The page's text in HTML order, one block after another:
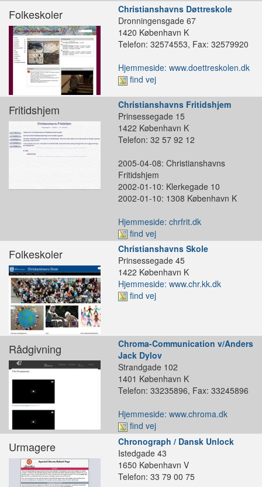
Folkeskoler
Christianshavns Døttreskole
Dronningensgade 67
1420 København K
Telefon: 32574553, Fax: 32579920
Hjemmeside: www.doettreskolen.dk
find vej
Fritidshjem
Christianshavns Fritidshjem
Prinsessegade 15
1422 København K
Telefon: 32 57 92 12
2005-04-08: Christianshavns
Fritidshjem
2002-01-10: Klerkegade 10
2002-01-10: 1308 København K
Hjemmeside: chrfrit.dk
find vej
Folkeskoler
Christianshavns Skole
Prinsessegade 45
1422 København K
Hjemmeside: www.chr.kk.dk
find vej
Rådgivning
Chroma-Communication v/Anders
Jack Dylov
Strandgade 102
1401 København K
Telefon: 33235896, Fax: 33245896
Hjemmeside: www.chroma.dk
find vej
Urmagere
Chronograph / Dansk Unlock
Istedgade 43
1650 København V
Telefon: 33 79 00 75